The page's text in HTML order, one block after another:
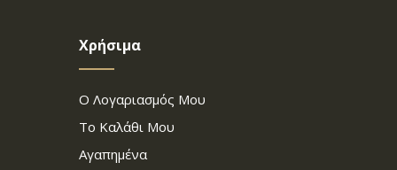
Χρήσιμα
Ο Λογαριασμός Μου
Το Καλάθι Μου
Αγαπημένα